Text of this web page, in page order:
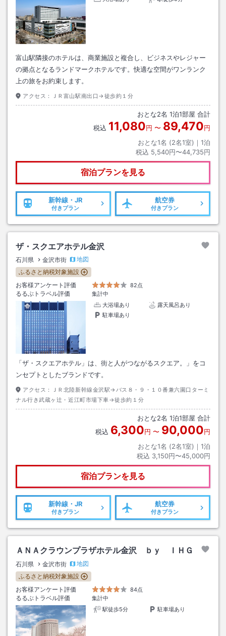
富山駅隣接のホテルは、商業施設と複合し、ビジネスやレジャー
の拠点となるランドマークホテルです。快適な空間がワンランク
上の旅をお約束します。
アクセス： ＪＲ富山駅南出口→徒歩約１分
おとな2名 1泊1部屋 合計
税込 11,080円 〜 89,470円
おとな1名 (2名1室)｜ 1泊
税込 5,540円〜44,735円
宿泊プランを見る
新幹線・JR
付きプラン
航空券
付きプラン
ザ・スクエアホテル金沢
石川県 金沢市街
地図
ふるさと納税対象施設
お客様アンケート評価
82点
るるぶトラベル評価
集計中
大浴場あり
露天風呂あり
駐車場あり
「ザ・スクエアホテル」は、街と人がつながるスクエア。」をコ
ンセプトとしたブランドです。
アクセス：
ＪＲ北陸新幹線金沢駅→バス８・９・１０番兼六園口ターミ
ナル行き武蔵ヶ辻・近江町市場下車→徒歩約１分
おとな2名 1泊1部屋 合計
税込 6,300円 〜 90,000円
おとな1名 (2名1室)｜ 1泊
税込 3,150円〜45,000円
宿泊プランを見る
新幹線・JR
付きプラン
航空券
付きプラン
ＡＮＡクラウンプラザホテル金沢 ｂｙ ＩＨＧ
石川県 金沢市街
地図
ふるさと納税対象施設
お客様アンケート評価
84点
るるぶトラベル評価
集計中
駅徒歩5分
駐車場あり